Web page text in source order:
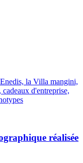
réalisée